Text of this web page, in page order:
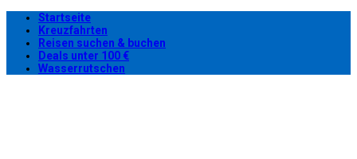
Startseite
Kreuzfahrten
Reisen suchen & buchen
Deals unter 100 €
Wasserrutschen